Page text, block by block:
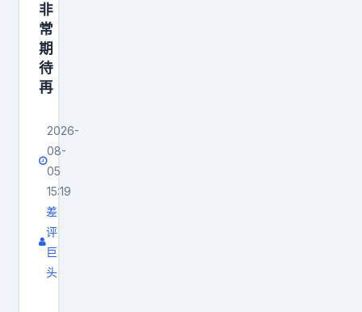
v
i
n
提
，
最
近
有
不
少
团
量
能
力
、
售
能
力
、
创
业
经
非
常
期
待
再
2026-
08-
05
15:19
差
评
巨
头